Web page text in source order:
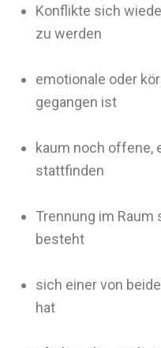
Konflikte sich
zu werden
emotionale oder
gegangen ist
kaum noch offene,
stattfinden
Trennung im
besteht
sich einer von
hat